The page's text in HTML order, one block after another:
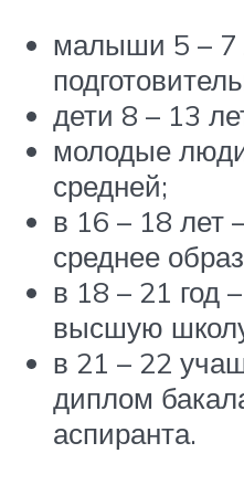
малыши 5 – 7
дети 8 – 13
молодые
средней;
в 16 – 18 лет
среднее
в 18 – 21 год
высшую
в 21 – 22
диплом
аспиранта.